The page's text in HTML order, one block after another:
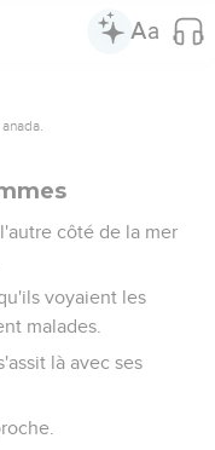
côté de la mer
voyaient les
malades.
là avec ses